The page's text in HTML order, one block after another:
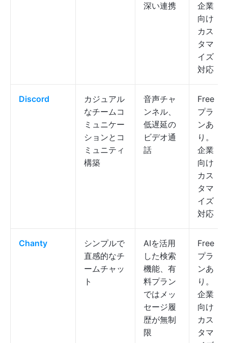
深い連携
企業
向け
カス
タマ
イズ
対応
Discord
カジュアル
なチームコ
ミュニケー
ションとコ
ミュニティ
構築
音声チャ
ンネル、
低遅延の
ビデオ通
話
Free
プラ
ンあ
り。
企業
向け
カス
タマ
イズ
対応
Chanty
シンプルで
直感的なチ
ームチャッ
ト
AIを活用
した検索
機能、有
料プラン
ではメッ
セージ履
歴が無制
限
Free
プラ
ンあ
り。
企業
向け
カス
タマ